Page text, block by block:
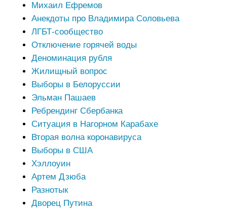
Михаил Ефремов
Анекдоты про Владимира Соловьева
ЛГБТ-сообщество
Отключение горячей воды
Деноминация рубля
Жилищный вопрос
Выборы в Белоруссии
Эльман Пашаев
Ребрендинг Сбербанка
Ситуация в Нагорном Карабахе
Вторая волна коронавируса
Выборы в США
Хэллоуин
Артем Дзюба
Разнотык
Дворец Путина